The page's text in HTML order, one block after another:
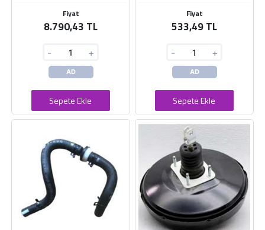
Fiyat
8.790,43 TL
- +
AD
Sepete Ekle
Fiyat
533,49 TL
- +
AD
Sepete Ekle